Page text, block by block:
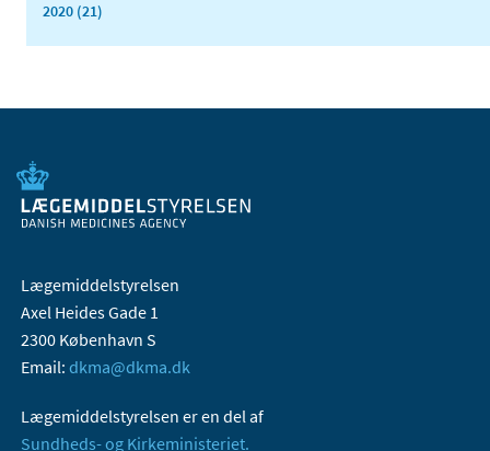
2020 (21)
Lægemiddelstyrelsen
Axel Heides Gade 1
2300 København S
Email: dkma@dkma.dk
Lægemiddelstyrelsen er en del af
Sundheds- og Kirkeministeriet.